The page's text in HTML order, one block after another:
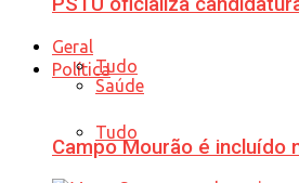
Política
Tudo
Geral
Tudo
Saúde
Campo Mourão é incluído